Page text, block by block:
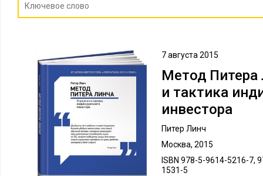
7 августа 2015
Метод Питера
и тактика
инвестора
Питер Линч
Москва, 2015
ISBN 978-5-9614-5216-7,
1531-5